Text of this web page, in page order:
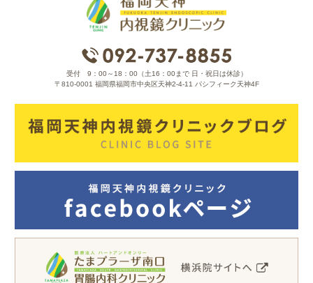
受付 9：00～18：00（土16：00まで 日・祝日は休診）
〒810-0001 福岡県福岡市中央区天神2-4-11 パシフィーク天神4F